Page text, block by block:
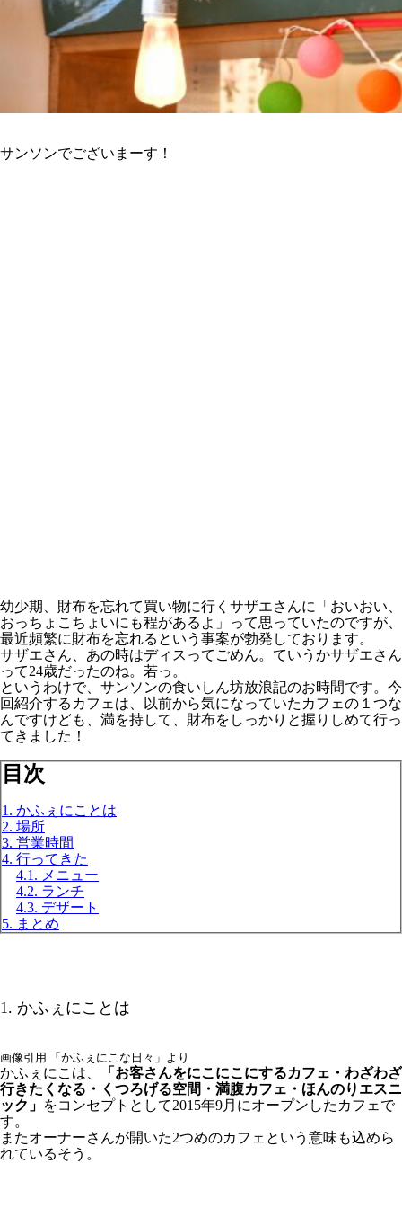
サンソンでございまーす！
幼少期、財布を忘れて買い物に行くサザエさんに「おいおい、
おっちょこちょいにも程があるよ」って思っていたのですが、
最近頻繁に財布を忘れるという事案が勃発しております。
サザエさん、あの時はディスってごめん。ていうかサザエさん
って24歳だったのね。若っ。
というわけで、サンソンの食いしん坊放浪記のお時間です。今
回紹介するカフェは、以前から気になっていたカフェの１つな
んですけども、満を持して、財布をしっかりと握りしめて行っ
てきました！
目次
1. かふぇにことは
2. 場所
3. 営業時間
4. 行ってきた
4.1. メニュー
4.2. ランチ
4.3. デザート
5. まとめ
1. かふぇにことは
画像引用 「かふぇにこな日々」より
かふぇにこは、
「お客さんをにこにこにするカフェ・わざわざ
行きたくなる・くつろげる空間・満腹カフェ・ほんのりエスニ
ック」 をコンセプトとして2015年9月にオープンしたカフェで
す。
またオーナーさんが開いた2つめのカフェという意味も込めら
れているそう。